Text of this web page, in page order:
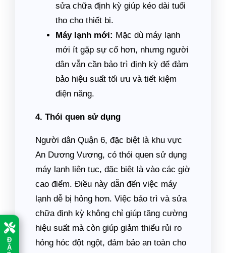
Đ
Ặ
sửa chữa định kỳ giúp kéo dài tuổi
thọ cho thiết bị.
Máy lạnh mới: Mặc dù máy lạnh
mới ít gặp sự cố hơn, nhưng người
dân vẫn cần bảo trì định kỳ để đảm
bảo hiệu suất tối ưu và tiết kiệm
điện năng.
4. Thói quen sử dụng
Người dân Quận 6, đặc biệt là khu vực
An Dương Vương, có thói quen sử dụng
máy lạnh liên tục, đặc biệt là vào các giờ
cao điểm. Điều này dẫn đến việc máy
lạnh dễ bị hỏng hơn. Việc bảo trì và sửa
chữa định kỳ không chỉ giúp tăng cường
hiệu suất mà còn giúp giảm thiểu rủi ro
hỏng hóc đột ngột, đảm bảo an toàn cho